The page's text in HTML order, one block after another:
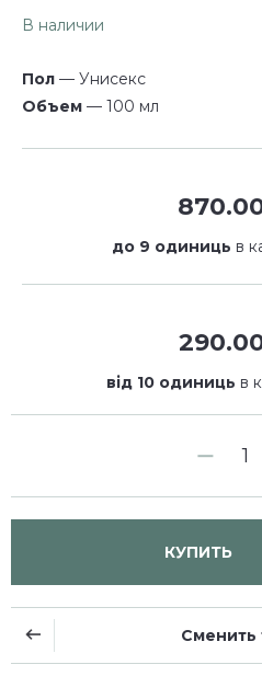
В наличии
Пол
— Унисекс
Объем
— 100 мл
до 9 одиниць в
від 10 одиниць в
КУПИТЬ
Сменить